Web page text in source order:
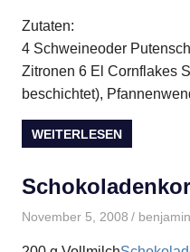
Zutaten:
4 Schweineoder
Zitronen 6 El Cornflakes
beschichtet),
WEITERLESEN
November 5, 2008 benjamin